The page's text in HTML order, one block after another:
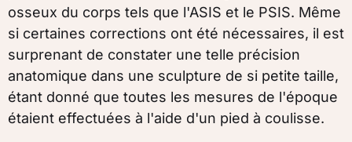
osseux du corps tels que l'ASIS et le PSIS. Même
si certaines corrections ont été nécessaires, il est
surprenant de constater une telle précision
anatomique dans une sculpture de si petite taille,
étant donné que toutes les mesures de l'époque
étaient effectuées à l'aide d'un pied à coulisse.